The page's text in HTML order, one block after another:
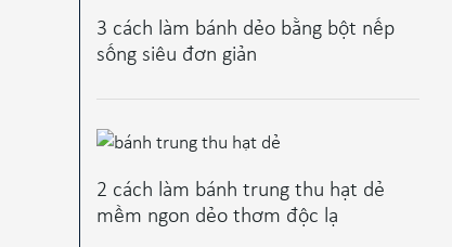
3 cách làm bánh dẻo bằng bột nếp
sống siêu đơn giản
2 cách làm bánh trung thu hạt dẻ
mềm ngon dẻo thơm độc lạ